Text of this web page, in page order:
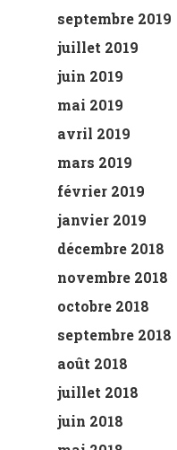
septembre 2019
juillet 2019
juin 2019
mai 2019
avril 2019
mars 2019
février 2019
janvier 2019
décembre 2018
novembre 2018
octobre 2018
septembre 2018
août 2018
juillet 2018
juin 2018